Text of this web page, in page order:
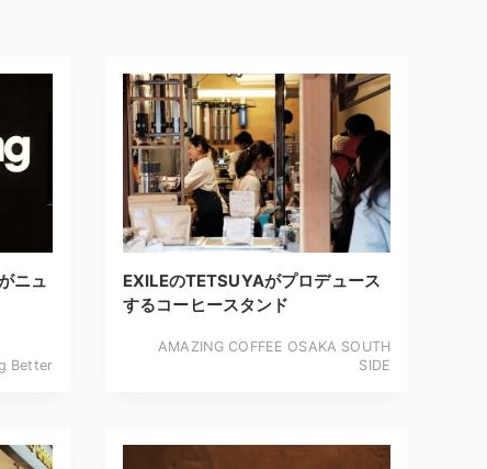
ニュ
Better
EXILEのTETSUYAがプロデュース
するコーヒースタンド
AMAZING COFFEE OSAKA SOUTH
SIDE